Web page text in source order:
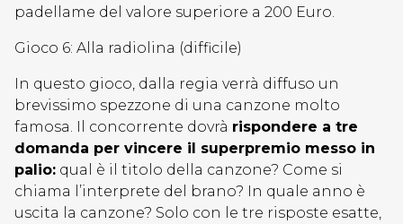
padellame del valore superiore a 200 Euro.
Gioco 6: Alla radiolina (difficile)
In questo gioco, dalla regia verrà diffuso un
brevissimo spezzone di una canzone molto
famosa. Il concorrente dovrà rispondere a tre
domanda per vincere il superpremio messo in
palio: qual è il titolo della canzone? Come si
chiama l’interprete del brano? In quale anno è
uscita la canzone? Solo con le tre risposte esatte,